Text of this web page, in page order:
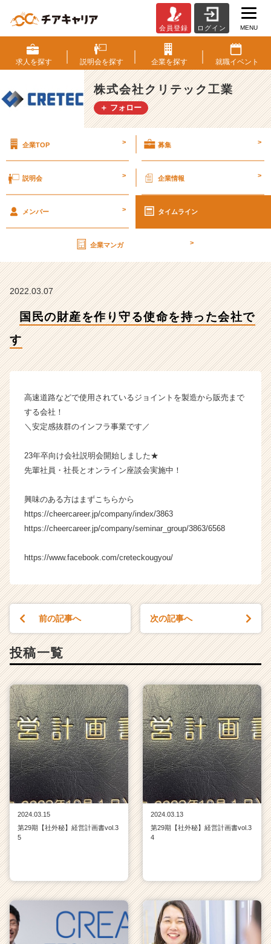
民
の
財
産
を
作
使
持
社
で
会
社
工
の
イ
ム
ン】
|
ベ
チ
長
業
カ
ウ
ト
が
届
く
就
活
サ
イ
ア
（C
h
e
e
会員登録 ログイン MENU
求人を探す 説明会を探す 企業を探す 就職イベント
株式会社クリテック工業
＋ フォロー
企業TOP > 募集 >
説明会 > 企業情報 >
メンバー > タイムライン
企業マンガ >
2022.03.07
国民の財産を作り守る使命を持った会社で
す
高速道路などで使用されているジョイントを製造から販売まで
する会社！
＼安定感抜群のインフラ事業です／
23年卒向け会社説明会開始しました★
先輩社員・社長とオンライン座談会実施中！
興味のある方はまずこちらから
https://cheercareer.jp/company/index/3863
https://cheercareer.jp/company/seminar_group/3863/6568
https://www.facebook.com/creteckougyou/
前の記事へ 次の記事へ
投稿一覧
2024.03.15
第29期【社外秘】経営計画書vol.3
5
2024.03.13
第29期【社外秘】経営計画書vol.3
4